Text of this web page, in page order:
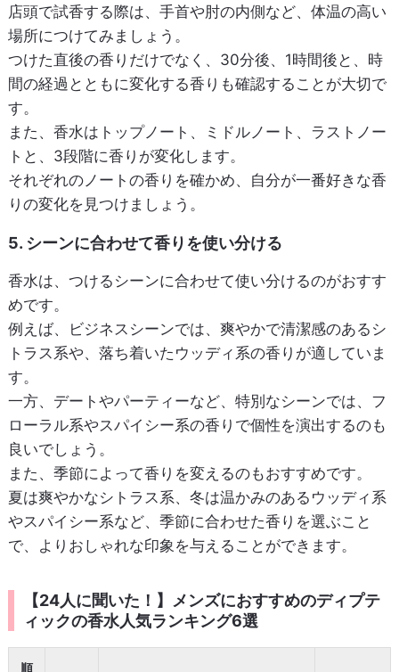
店頭で試香する際は、手首や肘の内側など、体温の高い
場所につけてみましょう。
つけた直後の香りだけでなく、30分後、1時間後と、時
間の経過とともに変化する香りも確認することが大切で
す。
また、香水はトップノート、ミドルノート、ラストノー
トと、3段階に香りが変化します。
それぞれのノートの香りを確かめ、自分が一番好きな香
りの変化を見つけましょう。
5. シーンに合わせて香りを使い分ける
香水は、つけるシーンに合わせて使い分けるのがおすす
めです。
例えば、ビジネスシーンでは、爽やかで清潔感のあるシ
トラス系や、落ち着いたウッディ系の香りが適していま
す。
一方、デートやパーティーなど、特別なシーンでは、フ
ローラル系やスパイシー系の香りで個性を演出するのも
良いでしょう。
また、季節によって香りを変えるのもおすすめです。
夏は爽やかなシトラス系、冬は温かみのあるウッディ系
やスパイシー系など、季節に合わせた香りを選ぶこと
で、よりおしゃれな印象を与えることができます。
【24人に聞いた！】メンズにおすすめのディプテ
ィックの香水人気ランキング6選
順